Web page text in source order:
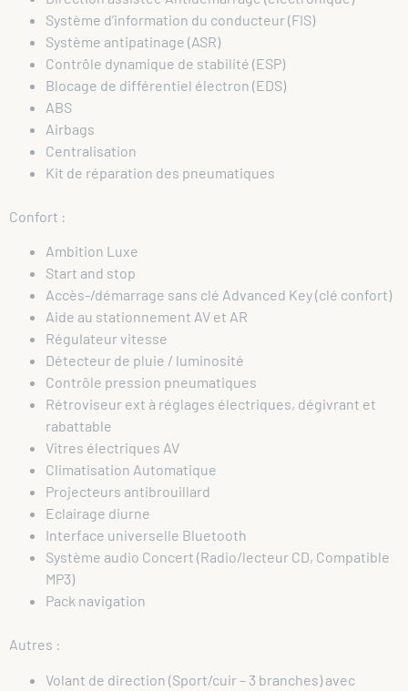
Système d’information du conducteur (FIS)
Système antipatinage (ASR)
Contrôle dynamique de stabilité (ESP)
Blocage de différentiel électron (EDS)
ABS
Airbags
Centralisation
Kit de réparation des pneumatiques
Confort :
Ambition Luxe
Start and stop
Accès-/démarrage sans clé Advanced Key (clé confort)
Aide au stationnement AV et AR
Régulateur vitesse
Détecteur de pluie / luminosité
Contrôle pression pneumatiques
Rétroviseur ext à réglages électriques, dégivrant et
rabattable
Vitres électriques AV
Climatisation Automatique
Projecteurs antibrouillard
Eclairage diurne
Interface universelle Bluetooth
Système audio Concert (Radio/lecteur CD, Compatible
MP3)
Pack navigation
Autres :
Volant de direction (Sport/cuir – 3 branches) avec